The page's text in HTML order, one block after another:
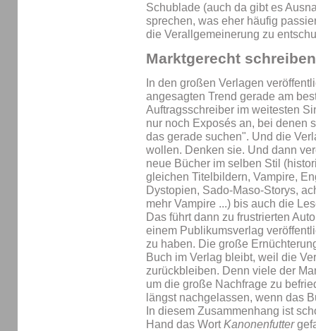
Schublade (auch da gibt es
sprechen, was eher häufig
die Verallgemeinerung zu
Marktgerecht schreiben
In den großen Verlagen
angesagten Trend gerade am
Auftragsschreiber im weitesten
nur noch Exposés an, bei denen
das gerade suchen". Und die
wollen. Denken sie. Und dann
neue Bücher im selben Stil
gleichen Titelbildern, Vampire,
Dystopien, Sado-Maso-Storys,
mehr Vampire ...) bis auch die
Das führt dann zu frustrierten
einem Publikumsverlag
zu haben. Die große
Buch im Verlag bleibt, weil die
zurückbleiben. Denn viele der
um die große Nachfrage zu
längst nachgelassen, wenn das
In diesem Zusammenhang ist
Hand das WortKanonenfutter